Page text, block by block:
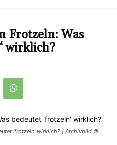
Frotzeln: Was
wirklich?
'frotzeln' wirklich? | Archivbild ©